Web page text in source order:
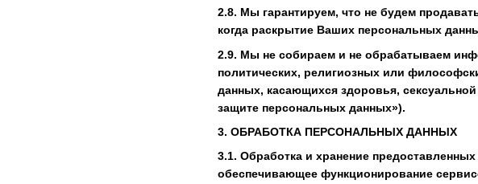
2.8. Мы гарантируем, что не будем
когда раскрытие Ваших персональных
2.9. Мы не собираем и не обрабатываем
политических, религиозных или
данных, касающихся здоровья,
защите персональных данных»).
3. ОБРАБОТКА ПЕРСОНАЛЬНЫХ ДАННЫХ
3.1. Обработка и хранение
обеспечивающее функционирование